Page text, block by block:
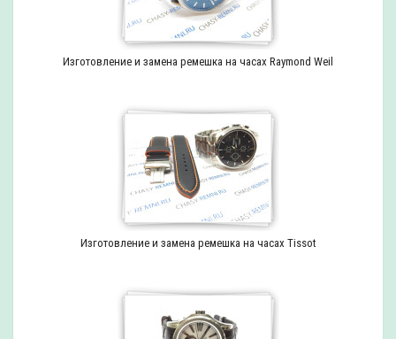
Изготовление и замена ремешка на часах Raymond Weil
Изготовление и замена ремешка на часах Tissot